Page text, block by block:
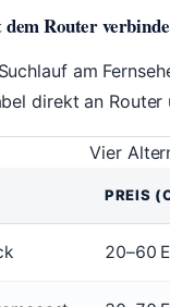
Router
am
direkt an
Vier
PREIS
20–60